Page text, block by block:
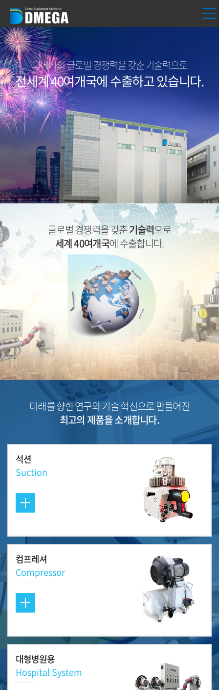
디메가의 글로벌 경쟁력을 갖춘 기술력으로
전세계 40여개국에 수출하고 있습니다.
글로벌 경쟁력을 갖춘기술력으로
세계 40여개국에 수출합니다.
미래를 향한 연구와 기술 혁신으로 만들어진
최고의 제품을 소개합니다.
석션
Suction
컴프레셔
Compressor
대형병원용
Hospital System